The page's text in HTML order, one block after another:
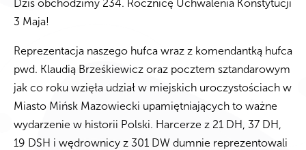
Dziś obchodzimy 234. Rocznicę Uchwalenia Konstytucji
3 Maja!
Reprezentacja naszego hufca wraz z komendantką hufca
pwd. Klaudią Brześkiewicz oraz pocztem sztandarowym
jak co roku wzięła udział w miejskich uroczystościach w
Miasto Mińsk Mazowiecki upamiętniających to ważne
wydarzenie w historii Polski. Harcerze z 21 DH, 37 DH,
19 DSH i wędrownicy z 301 DW dumnie reprezentowali